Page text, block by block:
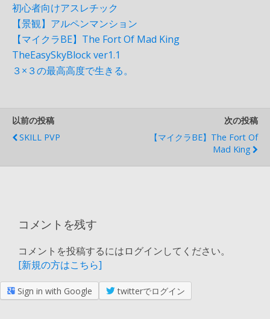
初心者向けアスレチック
【景観】アルペンマンション
【マイクラBE】The Fort Of Mad King
TheEasySkyBlock ver1.1
３×３の最高高度で生きる。
以前の投稿
SKILL PVP
次の投稿
【マイクラBE】The Fort Of
Mad King
コメントを残す
コメントを投稿するにはログインしてください。
[新規の方はこちら]
Sign in with Google twitterでログイン